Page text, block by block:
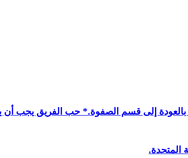
إلى قسم الصفوة.* حب الفريق يجب أن
المتحدة.